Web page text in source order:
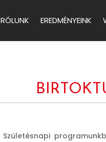
RÓLUNK EREDMÉNYEINK
Születésnapi